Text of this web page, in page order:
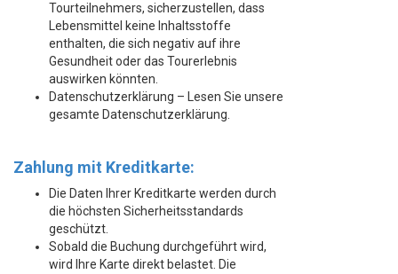
Tourteilnehmers, sicherzustellen, dass
Lebensmittel keine Inhaltsstoffe
enthalten, die sich negativ auf ihre
Gesundheit oder das Tourerlebnis
auswirken könnten.
Datenschutzerklärung – Lesen Sie unsere
gesamte Datenschutzerklärung.
Zahlung mit Kreditkarte:
Die Daten Ihrer Kreditkarte werden durch
die höchsten Sicherheitsstandards
geschützt.
Sobald die Buchung durchgeführt wird,
wird Ihre Karte direkt belastet. Die